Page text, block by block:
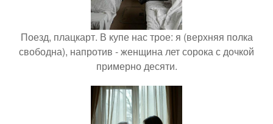
Поезд, плацкарт. В купе нас трое: я (верхняя полка
свободна), напротив - женщина лет сорока с дочкой
примерно десяти.